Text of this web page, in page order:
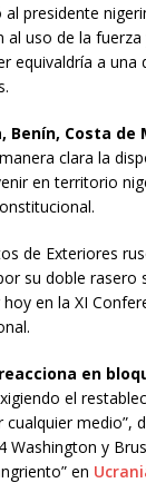
presidente
al uso de la
equivaldría a una
Benín, Costa de
clara la
en territorio
de Exteriores
su doble rasero
en la XI
en
el
medio”,
Washington y
en